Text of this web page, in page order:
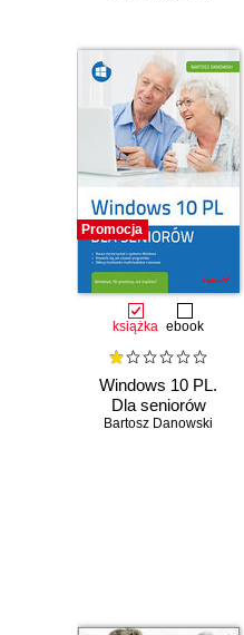
Promocja
książka ebook
Windows 10 PL.
Dla seniorów
Bartosz Danowski